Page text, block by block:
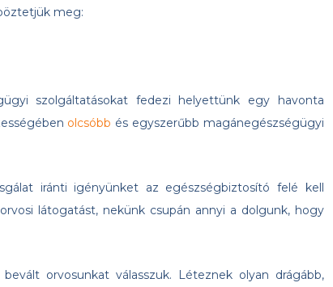
meg:
szolgáltatásokat fedezi helyettünk egy havonta
olcsóbb és egyszerűbb magánegészségügyi
iránti igényünket az egészségbiztosító felé kell
látogatást, nekünk csupán annyi a dolgunk, hogy
orvosunkat válasszuk. Léteznek olyan drágább,